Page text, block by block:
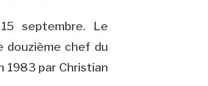
septembre. Le
douzième chef du
1983 par Christian